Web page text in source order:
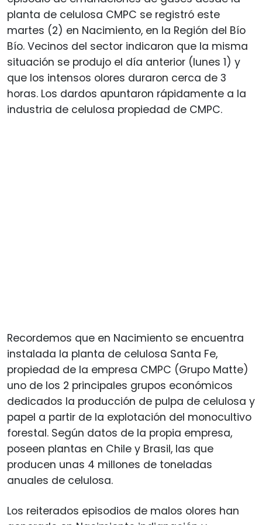
planta de celulosa CMPC se registró este
martes (2) en Nacimiento, en la Región del Bío
Bío. Vecinos del sector indicaron que la misma
situación se produjo el día anterior (lunes 1) y
que los intensos olores duraron cerca de 3
horas. Los dardos apuntaron rápidamente a la
industria de celulosa propiedad de CMPC.
Recordemos que en Nacimiento se encuentra
instalada la planta de celulosa Santa Fe,
propiedad de la empresa CMPC (Grupo Matte)
uno de los 2 principales grupos económicos
dedicados la producción de pulpa de celulosa y
papel a partir de la explotación del monocultivo
forestal. Según datos de la propia empresa,
poseen plantas en Chile y Brasil, las que
producen unas 4 millones de toneladas
anuales de celulosa.
Los reiterados episodios de malos olores han